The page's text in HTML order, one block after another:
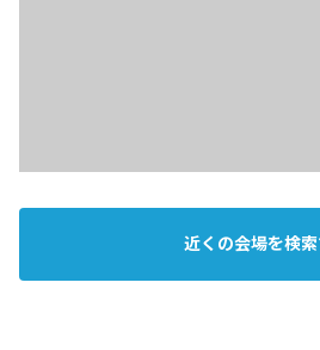
近くの会場を検